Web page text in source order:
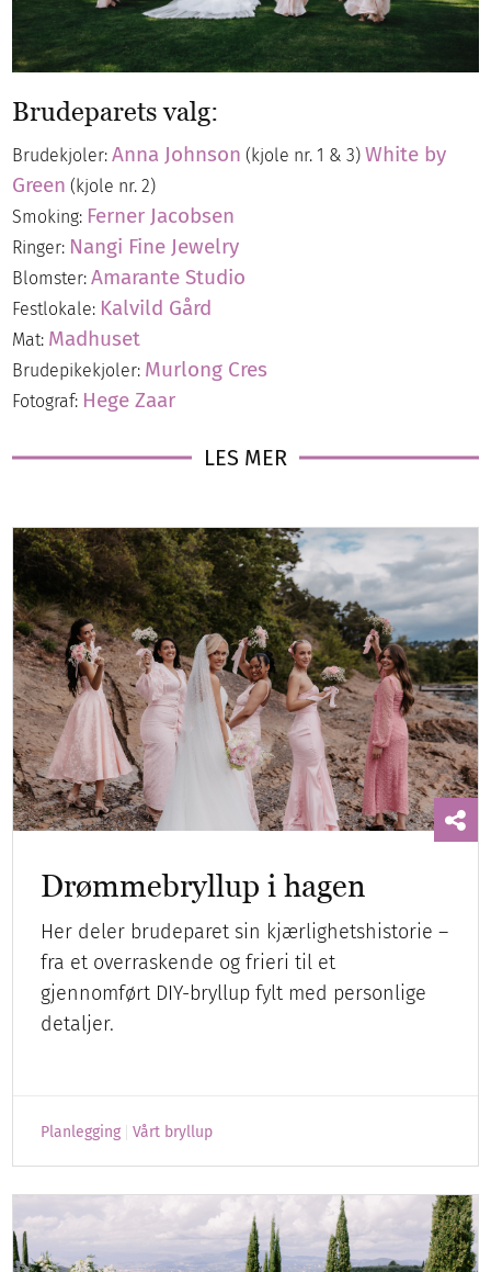
Brudeparets valg:
Brudekjoler:Anna Johnson (kjole nr. 1 & 3)White by
Green (kjole nr. 2)
Smoking: Ferner Jacobsen
Ringer: Nangi Fine Jewelry
Blomster:Amarante Studio
Festlokale: Kalvild Gård
Mat: Madhuset
Brudepikekjoler: Murlong Cres
Fotograf: Hege Zaar
LES MER
Drømmebryllup i hagen
Her deler brudeparet sin kjærlighetshistorie –
fra et overraskende og frieri til et
gjennomført DIY-bryllup fylt med personlige
detaljer.
Planlegging Vårt bryllup